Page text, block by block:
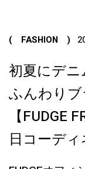
( FASHION )
初夏にデ
ふんわり
【FUDGE
日コーディ